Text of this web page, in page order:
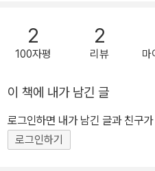
세하게 해설한다. Part 4의 주인
접한 관계를 맺고 있는 태양계의
와 신화를 알고 나면 아마도 우리
원경으로 탐구하는 충실한 동반
과 신화와 과학이라는 열쇠로, 밤
을 열어 보자. * 특징 별의 크기, 밝기, 색깔과 일생 등 주요 속성 총정
2
100자평
2
리뷰 마
이 책에 내가 남긴 글
로그인하면 내가 남긴 글과 친구
로그인하기